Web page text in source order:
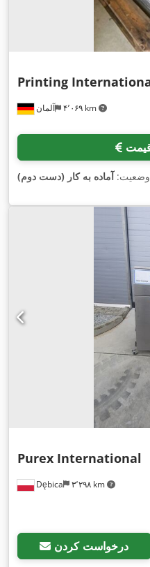
آلمان ۴٬۰۶۹ km
Printing
وضعیت: آماده به کار (دست دوم)
Dębica ۳٬۲۹۸ km
Purex International
درخواست کردن